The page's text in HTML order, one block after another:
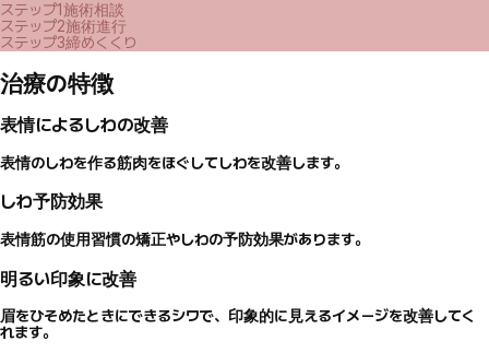
ステップ1施術相談
ステップ2施術進行
ステップ3締めくくり
治療の特徴
表情によるしわの改善
表情のしわを作る筋肉をほぐしてしわを改善します。
しわ予防効果
表情筋の使用習慣の矯正やしわの予防効果があります。
明るい印象に改善
眉をひそめたときにできるシワで、印象的に見えるイメージを改善してく
れます。